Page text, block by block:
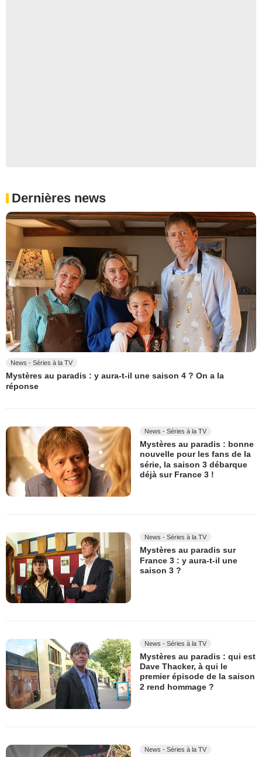
Dernières news
News - Séries à la TV
Mystères au paradis : y aura-t-il une saison 4 ? On a la
réponse
News - Séries à la TV
Mystères au paradis : bonne
nouvelle pour les fans de la
série, la saison 3 débarque
déjà sur France 3 !
News - Séries à la TV
Mystères au paradis sur
France 3 : y aura-t-il une
saison 3 ?
News - Séries à la TV
Mystères au paradis : qui est
Dave Thacker, à qui le
premier épisode de la saison
2 rend hommage ?
News - Séries à la TV